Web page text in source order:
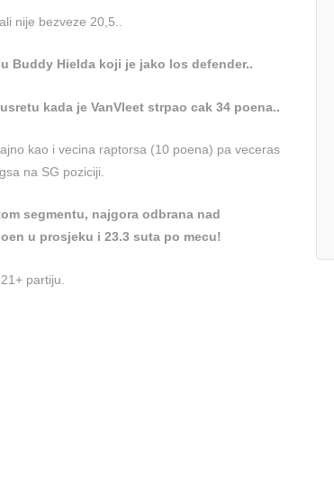
nije bezveze 20,5..
Buddy Hielda koji je jako los defender..
kada je VanVleet strpao cak 34 poena..
kao i vecina raptorsa (10 poena) pa veceras
na SG poziciji.
segmentu, najgora odbrana nad
u prosjeku i 23.3 suta po mecu!
partiju.